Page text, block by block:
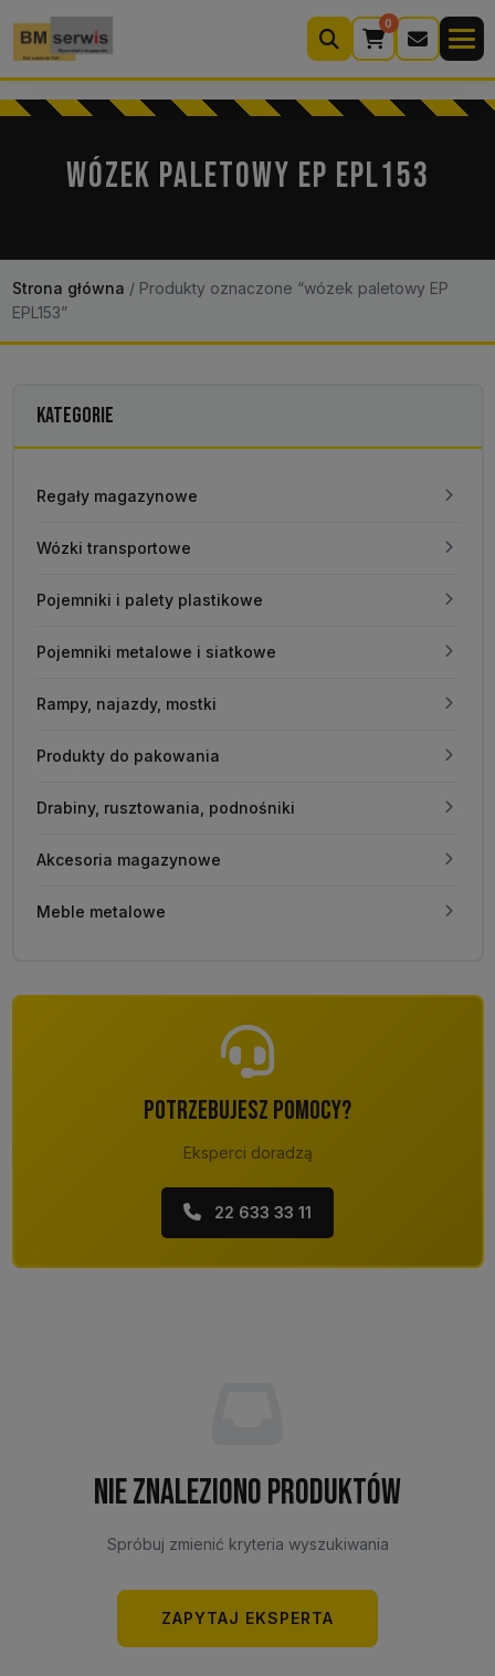
0
Wyszukiwarka
produktów
Kontakt 22 633 33 11
WÓZEK PALETOWY EP EPL153
Strona główna /Produkty oznaczone “wózek paletowy EP
EPL153”
KATEGORIE
Regały magazynowe
Wózki transportowe
Pojemniki i palety plastikowe
Pojemniki metalowe i siatkowe
Rampy, najazdy, mostki
Produkty do pakowania
Drabiny, rusztowania, podnośniki
Akcesoria magazynowe
Meble metalowe
POTRZEBUJESZ POMOCY?
Eksperci doradzą
22 633 33 11
Nie znaleziono produktów
Spróbuj zmienić kryteria wyszukiwania
ZAPYTAJ EKSPERTA